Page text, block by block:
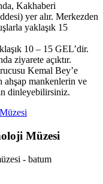
Kakhaberi
yer alır. Merkezden
yaklaşık 15
10 – 15 GEL’dir.
ziyarete açıktır.
Kemal Bey’e
mankenlerin ve
dinleyebilirsiniz.
Müzesi